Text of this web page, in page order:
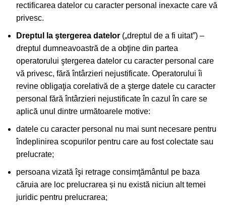
rectificarea datelor cu caracter personal inexacte care vă
privesc.
Dreptul la ştergerea datelor („dreptul de a fi uitat”) –
dreptul dumneavoastră de a obţine din partea
operatorului ştergerea datelor cu caracter personal care
vă privesc, fără întârzieri nejustificate. Operatorului îi
revine obligaţia corelativă de a şterge datele cu caracter
personal fără întârzieri nejustificate în cazul în care se
aplică unul dintre următoarele motive:
datele cu caracter personal nu mai sunt necesare pentru
îndeplinirea scopurilor pentru care au fost colectate sau
prelucrate;
persoana vizată îşi retrage consimţământul pe baza
căruia are loc prelucrarea și nu există niciun alt temei
juridic pentru prelucrarea;